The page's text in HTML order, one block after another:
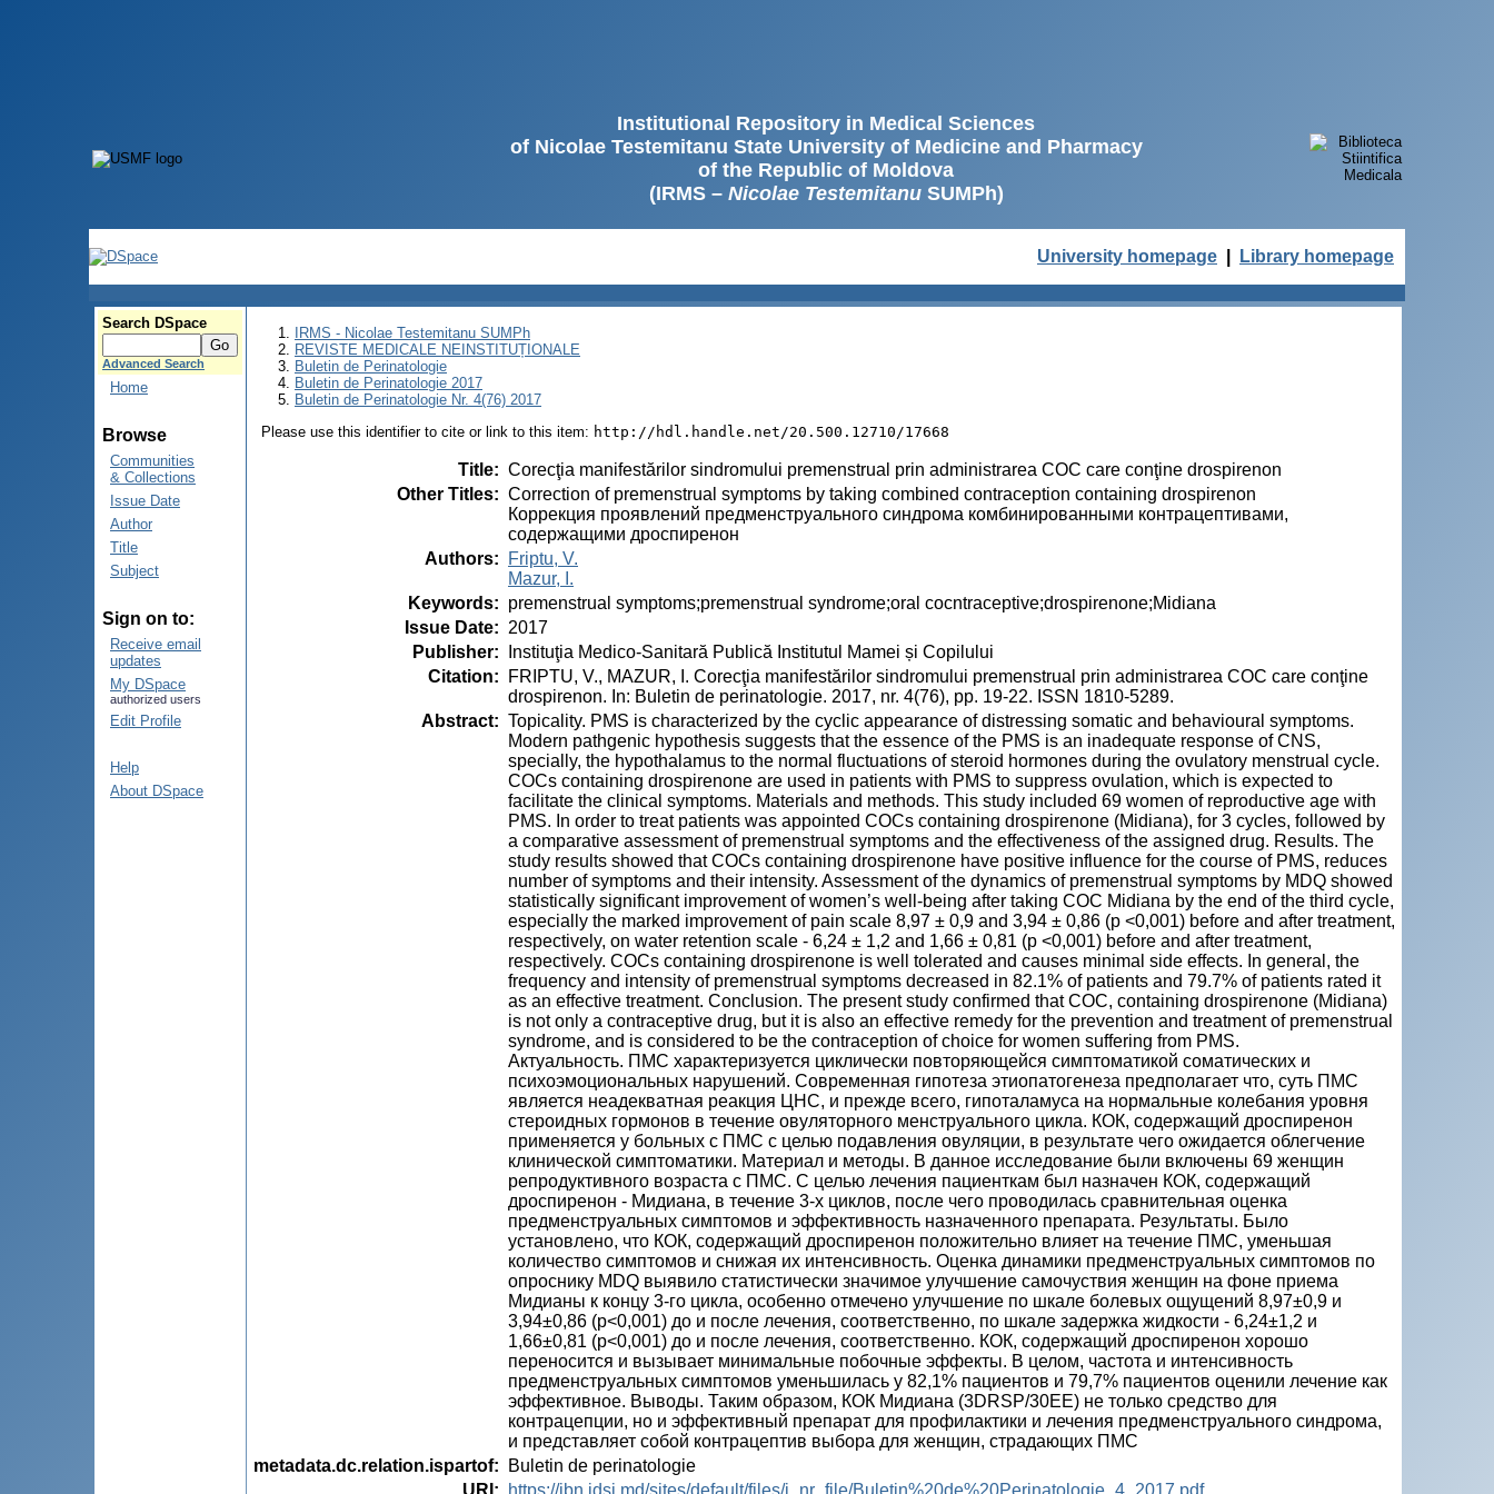
Institutional Repository in Medical Sciences
of Nicolae Testemitanu State University of Medicine and Pharmacy
of the Republic of Moldova
(IRMS – Nicolae TestemitanuSUMPh)
University homepage Library homepage
Search DSpace
Advanced Search
Home
Browse
Communities
& Collections
Issue Date
Author
Title
Subject
Sign on to:
Receive email
updates
My DSpace
authorized users
Edit Profile
Help
About DSpace
IRMS - Nicolae Testemitanu SUMPh
REVISTE MEDICALE NEINSTITUȚIONALE
Buletin de Perinatologie
Buletin de Perinatologie 2017
Buletin de Perinatologie Nr. 4(76) 2017
Please use this identifier to cite or link to this item: http://hdl.handle.net/20.500.12710/17668
Title: Corecţia manifestărilor sindromului premenstrual prin administrarea COC care conţine drospirenon
Other Titles: Correction of premenstrual symptoms by taking combined contraception containing drospirenon
Коррекция проявлений предменструального синдрома комбинированными контрацептивами,
содержащими дроспиренон
Authors:
Friptu, V.
Mazur, I.
Keywords: premenstrual symptoms;premenstrual syndrome;oral cocntraceptive;drospirenone;Midiana
Issue Date: 2017
Publisher:
Instituţia Medico-Sanitară Publică Institutul Mamei și Copilului
Citation:
FRIPTU, V., MAZUR, I. Corecţia manifestărilor sindromului premenstrual prin administrarea COC care conţine
drospirenon. In: Buletin de perinatologie. 2017, nr. 4(76), pp. 19-22. ISSN 1810-5289.
Abstract: Topicality. PMS is characterized by the cyclic appearance of distressing somatic and behavioural symptoms.
Modern pathgenic hypothesis suggests that the essence of the PMS is an inadequate response of CNS,
specially, the hypothalamus to the normal fluctuations of steroid hormones during the ovulatory menstrual cycle.
COCs containing drospirenone are used in patients with PMS to suppress ovulation, which is expected to
facilitate the clinical symptoms. Materials and methods. This study included 69 women of reproductive age with
PMS. In order to treat patients was appointed COCs containing drospirenone (Midiana), for 3 cycles, followed by
a comparative assessment of premenstrual symptoms and the effectiveness of the assigned drug. Results. The
study results showed that COCs containing drospirenone have positive influence for the course of PMS, reduces
number of symptoms and their intensity. Assessment of the dynamics of premenstrual symptoms by MDQ showed
statistically significant improvement of women’s well-being after taking COC Midiana by the end of the third cycle,
especially the marked improvement of pain scale 8,97 ± 0,9 and 3,94 ± 0,86 (p <0,001) before and after treatment,
respectively, on water retention scale - 6,24 ± 1,2 and 1,66 ± 0,81 (p <0,001) before and after treatment,
respectively. COCs containing drospirenone is well tolerated and causes minimal side effects. In general, the
frequency and intensity of premenstrual symptoms decreased in 82.1% of patients and 79.7% of patients rated it
as an effective treatment. Conclusion. The present study confirmed that COC, containing drospirenone (Midiana)
is not only a contraceptive drug, but it is also an effective remedy for the prevention and treatment of premenstrual
syndrome, and is considered to be the contraception of choice for women suffering from PMS.
Актуальность. ПМС характеризуется циклически повторяющейся симптоматикой соматических и
психоэмоциональных нарушений. Современная гипотеза этиопатогенеза предполагает что, суть ПМС
является неадекватная реакция ЦНС, и прежде всего, гипоталамуса на нормальные колебания уровня
стероидных гормонов в течение овуляторного менструального цикла. КОК, содержащий дроспиренон
применяется у больных с ПМС с целью подавления овуляции, в результате чего ожидается облегчение
клинической симптоматики. Материал и методы. В данное исследование были включены 69 женщин
репродуктивного возраста с ПМС. С целью лечения пациенткам был назначен КОК, содержащий
дроспиренон - Мидиана, в течение 3-х циклов, после чего проводилась сравнительная оцeнка
предменструальных симптомов и эффективность назначенного препарата. Результаты. Было
устaновлено, что КОК, содержащий дроспиренон положительно влияет на течение ПМС, уменьшая
количество симптомов и снижая их интенсивность. Оценка динамики предменструальных симптомов по
опроснику MDQ выявило статистически значимое улучшение самочуствия женщин на фоне приема
Мидианы к концу 3-го цикла, особенно отмечено улучшение по шкале болевых ощущений 8,97±0,9 и
3,94±0,86 (p<0,001) до и после лечения, соответственно, по шкале задержка жидкости - 6,24±1,2 и
1,66±0,81 (p<0,001) до и после лечения, соответственно. КОК, содержащий дроспиренон хорошо
переносится и вызывает минимальные побочные эффекты. В целом, частота и интенсивность
предменструальных симптомов уменьшилась у 82,1% пациентов и 79,7% пациентов оценили лечение как
эффективное. Выводы. Таким образом, КОК Мидиана (3DRSP/30EE) не только средство для
контрацепции, но и эффективный препарат для профилактики и лечения предменструального синдрома,
и представляет собой контрацептив выбора для женщин, страдающих ПМС
metadata.dc.relation.ispartof:
Buletin de perinatologie
URI : https://ibn.idsi.md/sites/default/files/j_nr_file/Buletin%20de%20Perinatologie_4_2017.pdf